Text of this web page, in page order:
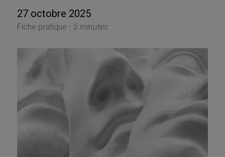
27 octobre 2025
Fiche pratique - 5 minutes